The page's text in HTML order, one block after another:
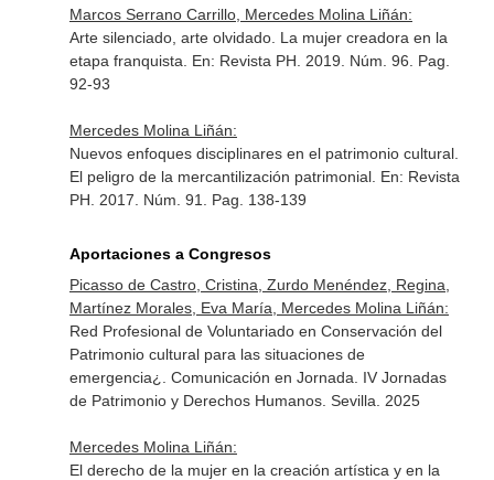
Marcos Serrano Carrillo, Mercedes Molina Liñán:
Arte silenciado, arte olvidado. La mujer creadora en la
etapa franquista. En: Revista PH . 2019. Núm. 96. Pag.
92-93
Mercedes Molina Liñán:
Nuevos enfoques disciplinares en el patrimonio cultural.
El peligro de la mercantilización patrimonial. En: Revista
PH . 2017. Núm. 91. Pag. 138-139
Aportaciones a Congresos
Picasso de Castro, Cristina, Zurdo Menéndez, Regina,
Martínez Morales, Eva María, Mercedes Molina Liñán:
Red Profesional de Voluntariado en Conservación del
Patrimonio cultural para las situaciones de
emergencia¿. Comunicación en Jornada. IV Jornadas
de Patrimonio y Derechos Humanos. Sevilla. 2025
Mercedes Molina Liñán:
El derecho de la mujer en la creación artística y en la